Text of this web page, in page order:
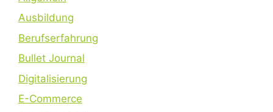
Ausbildung
Berufserfahrung
Bullet Journal
Digitalisierung
E-Commerce